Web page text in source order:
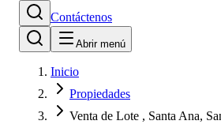
Contáctenos
Abrir menú
Inicio
Propiedades
Venta de Lote , Santa Ana,